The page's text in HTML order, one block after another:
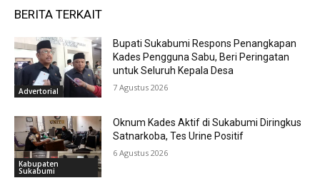
BERITA TERKAIT
Advertorial
Bupati Sukabumi Respons Penangkapan
Kades Pengguna Sabu, Beri Peringatan
untuk Seluruh Kepala Desa
7 Agustus 2026
Kabupaten
Sukabumi
Oknum Kades Aktif di Sukabumi Diringkus
Satnarkoba, Tes Urine Positif
6 Agustus 2026